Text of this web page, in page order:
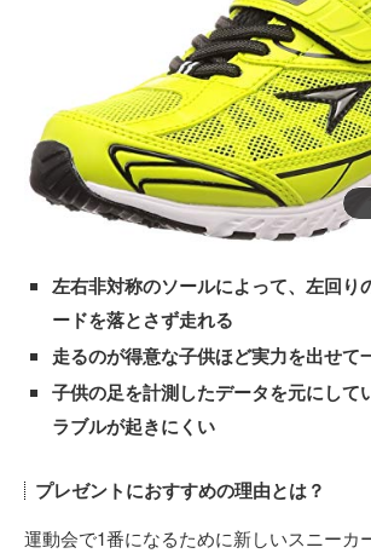
左右非対称のソールによって、左回り
ードを落とさず走れる
走るのが得意な子供ほど実力を出せて
子供の足を計測したデータを元にして
ラブルが起きにくい
プレゼントにおすすめの理由とは？
運動会で1番になるために新しいスニーカ